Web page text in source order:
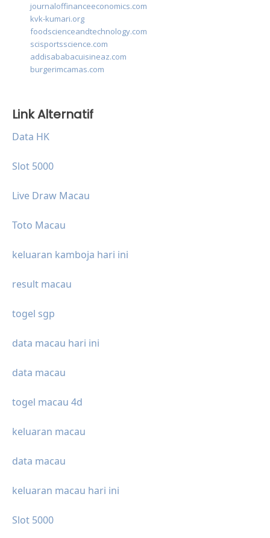
journaloffinanceeconomics.com
kvk-kumari.org
foodscienceandtechnology.com
scisportsscience.com
addisababacuisineaz.com
burgerimcamas.com
Link Alternatif
Data HK
Slot 5000
Live Draw Macau
Toto Macau
keluaran kamboja hari ini
result macau
togel sgp
data macau hari ini
data macau
togel macau 4d
keluaran macau
data macau
keluaran macau hari ini
Slot 5000